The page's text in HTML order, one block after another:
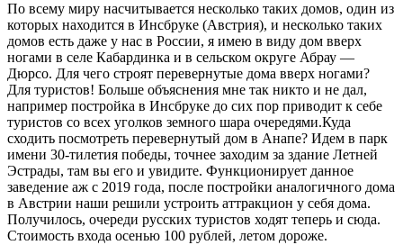
По всему миру насчитывается несколько таких домов, один из
которых находится в Инсбруке (Австрия), и несколько таких
домов есть даже у нас в России, я имею в виду дом вверх
ногами в селе Кабардинка и в сельском округе Абрау —
Дюрсо. Для чего строят перевернутые дома вверх ногами?
Для туристов! Больше объяснения мне так никто и не дал,
например постройка в Инсбруке до сих пор приводит к себе
туристов со всех уголков земного шара очередями.Куда
сходить посмотреть перевернутый дом в Анапе? Идем в парк
имени 30-тилетия победы, точнее заходим за здание Летней
Эстрады, там вы его и увидите. Функционирует данное
заведение аж с 2019 года, после постройки аналогичного дома
в Австрии наши решили устроить аттракцион у себя дома.
Получилось, очереди русских туристов ходят теперь и сюда.
Стоимость входа осенью 100 рублей, летом дороже.